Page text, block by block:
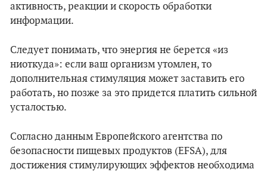
активность, реакции и скорость обработки
информации.
Следует понимать, что энергия не берется «из
ниоткуда»: если ваш организм утомлен, то
дополнительная стимуляция может заставить его
работать, но позже за это придется платить сильной
усталостью.
Согласно данным Европейского агентства по
безопасности пищевых продуктов (EFSA), для
достижения стимулирующих эффектов необходима